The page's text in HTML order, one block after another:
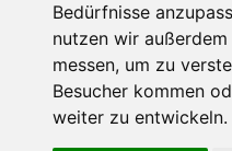
Bedürfnisse
nutzen wir
messen, um zu
Besucher kommen
weiter zu entwickeln.